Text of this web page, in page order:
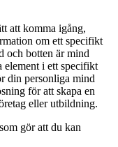
att komma igång,
om ett specifikt
och botten är mind
element i ett specifikt
din personliga mind
för att skapa en
eller utbildning.
gör att du kan